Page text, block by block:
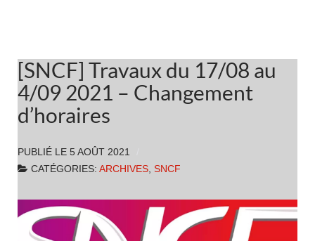
[SNCF] Travaux du 17/08 au
4/09 2021 – Changement
d’horaires
PUBLIÉ LE 5 AOÛT 2021
CATÉGORIES: ARCHIVES, SNCF